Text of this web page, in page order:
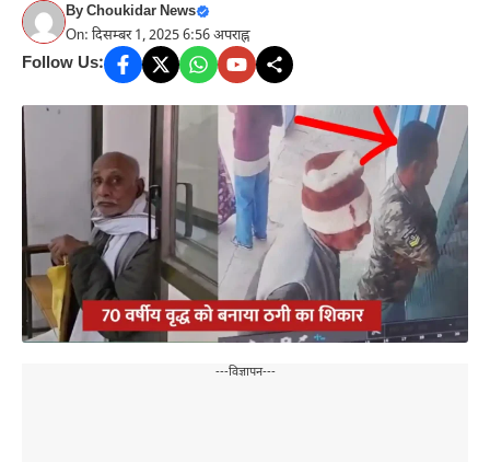
ByChoukidar News
On: दिसम्बर 1, 2025 6:56 अपराह्न
Follow Us:
---विज्ञापन---